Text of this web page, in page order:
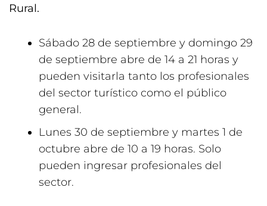
Rural.
Sábado 28 de septiembre y domingo 29
de septiembre abre de 14 a 21 horas y
pueden visitarla tanto los profesionales
del sector turístico como el público
general.
Lunes 30 de septiembre y martes 1 de
octubre abre de 10 a 19 horas. Solo
pueden ingresar profesionales del
sector.